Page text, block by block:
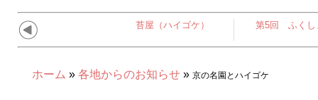
苔屋（ハイゴケ） 第5回 ふくし
ホーム » 各地からのお知らせ » 京の名園とハイゴケ